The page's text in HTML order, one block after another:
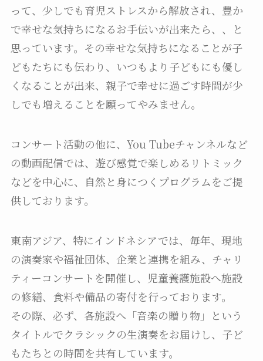
って、少しでも育児ストレスから解放され、豊か
で幸せな気持ちになるお手伝いが出来たら、、と
思っています。その幸せな気持ちになることが子
どもたちにも伝わり、いつもより子どもにも優し
くなることが出来、親子で幸せに過ごす時間が少
しでも増えることを願ってやみません。
コンサート活動の他に、You Tubeチャンネルなど
の動画配信では、遊び感覚で楽しめるリトミック
などを中心に、自然と身につくプログラムをご提
供しております。
東南アジア、特にインドネシアでは、毎年、現地
の演奏家や福祉団体、企業と連携を組み、チャリ
ティーコンサートを開催し、児童養護施設へ施設
の修繕、食料や備品の寄付を行っております。
その際、必ず、各施設へ「音楽の贈り物」という
タイトルでクラシックの生演奏をお届けし、子ど
もたちとの時間を共有しています。